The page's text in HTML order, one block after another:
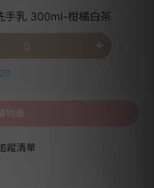
手乳 300ml-柑橘白茶
蹤清單